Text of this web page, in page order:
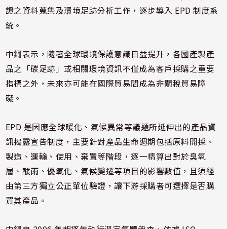
證之資料蒐集及環境足跡分析工作，逐步導入 EPD 制度系
統。
中鋼表示，隨著全球環境保護意識日益提升，各國產製產
品之「碳足跡」或相關環境資訊不僅成為客戶採購之重要
指標之外，未來亦可能在國際貿易間成為非關稅貿易障
礙。
EPD 是因應全球暖化、氣候異常等議題所延伸出的產品資
訊揭露宣告制度，主要針對產品生命週期包括原料開採、
製造、運輸、使用、棄置等階段，逐一精算出對於臭氧
層、酸雨、優氧化、氣候變遷等項目的影響數值，且須經
由第三方獨立公正單位驗證，讓下游採購者可選擇是否購
買其產品。